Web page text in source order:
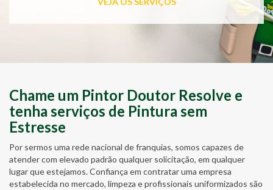
Chame um Pintor Doutor Resolve e
tenha serviços de Pintura sem
Estresse
Por sermos uma rede nacional de franquias, somos capazes de
atender com elevado padrão qualquer solicitação, em qualquer
lugar que estejamos. Confiança em contratar uma empresa
estabelecida no mercado, limpeza e profissionais uniformizados são